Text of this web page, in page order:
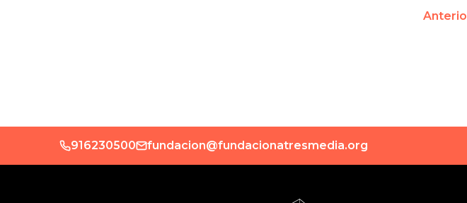
916230500 fundacion@fundacionatresmedia.org